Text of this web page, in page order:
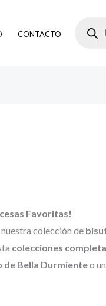
CONTACTO
Favoritas!
colección de
colecciones
de Bella Durmienteo un